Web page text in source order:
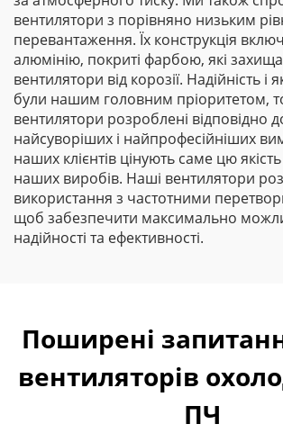
вентилятори з порівняно низьким
перевантаження. Їх конструкція
алюмінію, покриті фарбою, які
вентилятори від корозії. Надійність і
були нашим головним пріоритетом,
вентилятори розроблені відповідно
найсуворіших і найпрофесійніших
наших клієнтів цінують саме цю якість
наших виробів. Наші вентилятори
використання з частотними
щоб забезпечити максимально
надійності та ефективності.
Поширені
вентиляторів
ПЧ